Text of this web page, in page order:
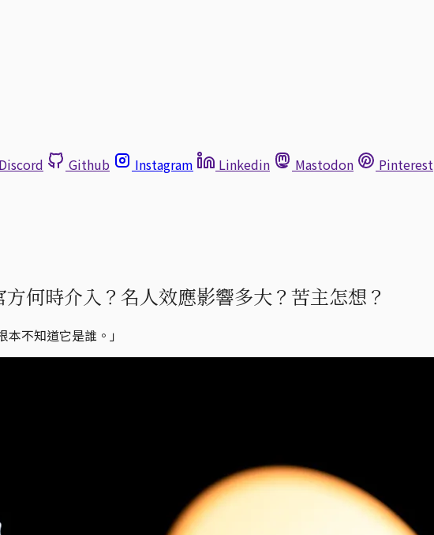
Discord Github Instagram Linkedin Mastodon Pinterest
何時介入？名人效應影響多大？苦主怎想？
本不知道它是誰。」